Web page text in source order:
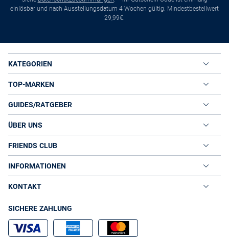
einlösbar und nach Ausstellungsdatum 4 Wochen gültig. Mindestbestellwert
29,99€.
KATEGORIEN
TOP-MARKEN
GUIDES/RATGEBER
ÜBER UNS
FRIENDS CLUB
INFORMATIONEN
KONTAKT
SICHERE ZAHLUNG